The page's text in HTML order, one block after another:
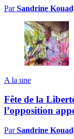
ParSandrine
A la une
Fête de la
l’opposition
ParSandrine